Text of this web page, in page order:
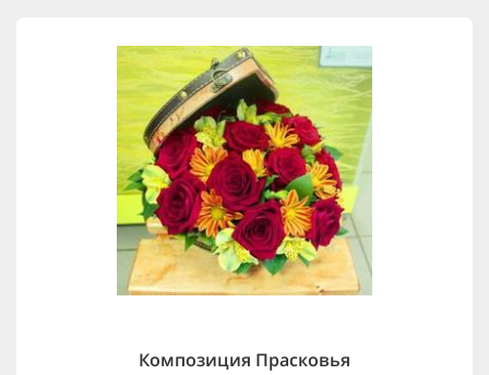
Композиция Прасковья